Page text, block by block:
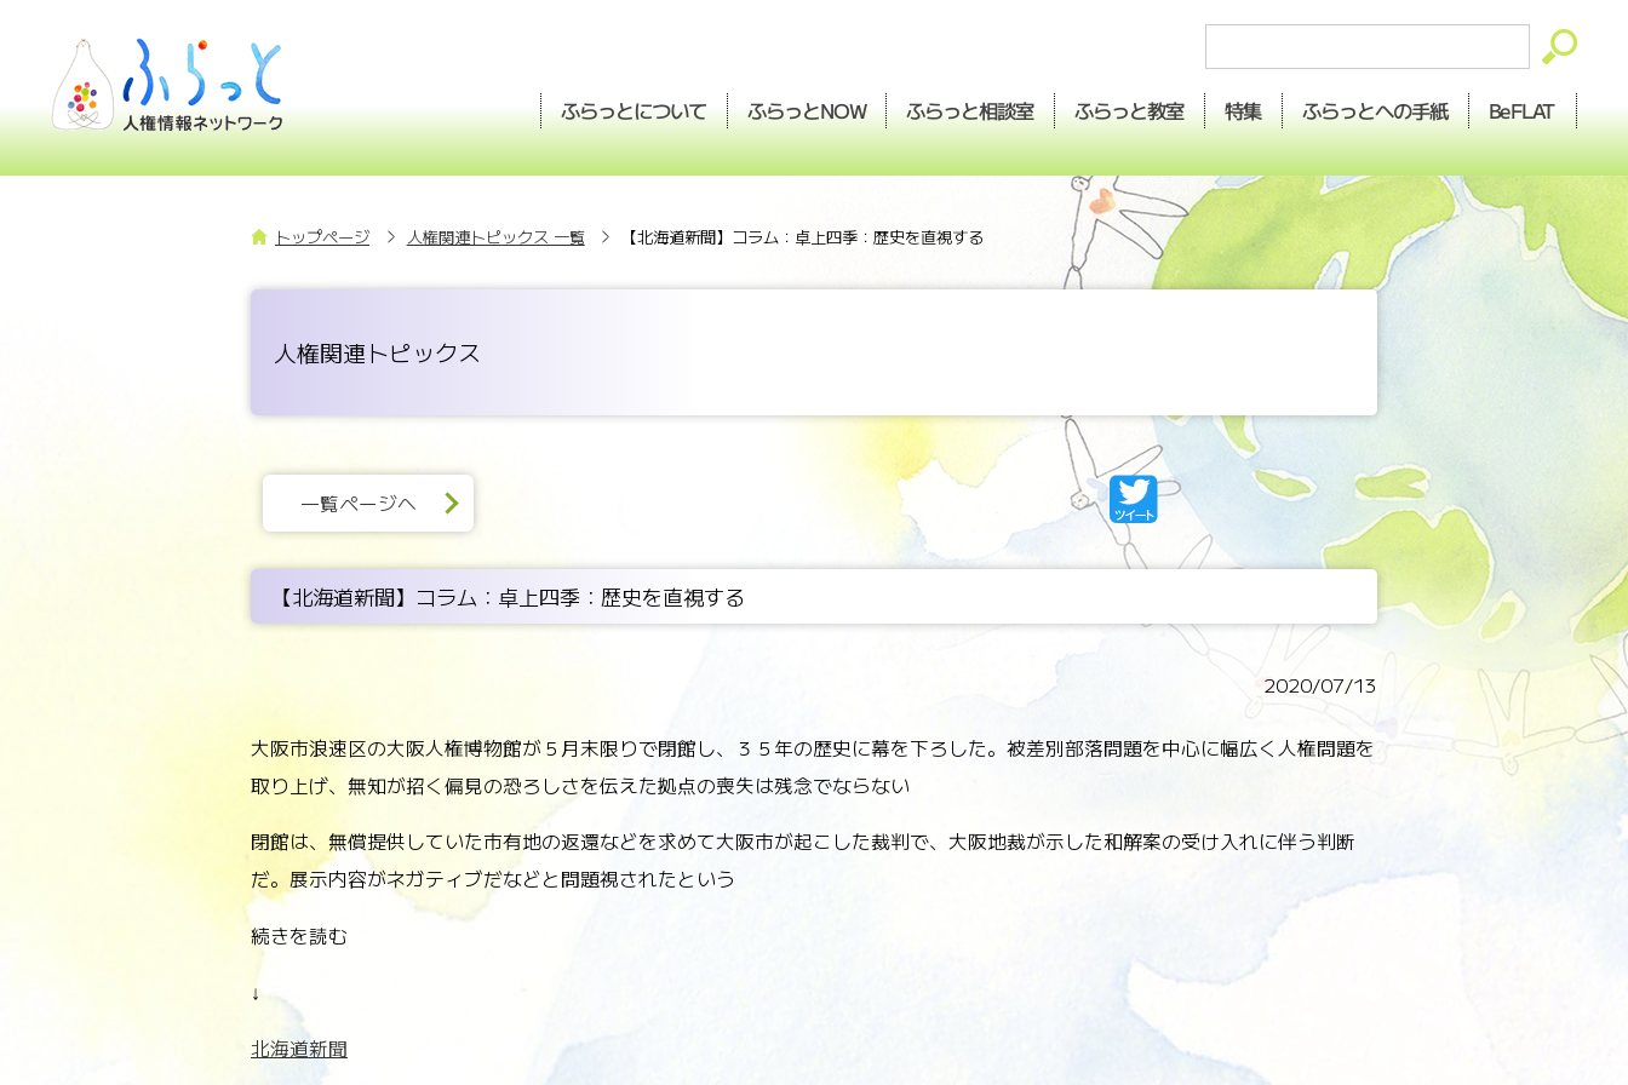
ふらっとについて ふらっとNOW ふらっと相談室 ふらっと教室 特集 ふらっとへの手紙 BeFLAT
トップページ 人権関連トピックス 一覧 【北海道新聞】コラム：卓上四季：歴史を直視する
人権関連トピックス
一覧ページへ
【北海道新聞】コラム：卓上四季：歴史を直視する
2020/07/13
大阪市浪速区の大阪人権博物館が５月末限りで閉館し、３５年の歴史に幕を下ろした。被差別部落問題を中心に幅広く人権問題を
取り上げ、無知が招く偏見の恐ろしさを伝えた拠点の喪失は残念でならない
閉館は、無償提供していた市有地の返還などを求めて大阪市が起こした裁判で、大阪地裁が示した和解案の受け入れに伴う判断
だ。展示内容がネガティブだなどと問題視されたという
続きを読む
↓
北海道新聞